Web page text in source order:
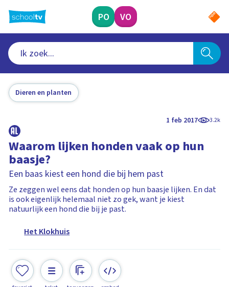
naar
hoofdinhoud
PO VO
Dieren en planten
1 feb 2017 3.2k
Waarom lijken honden vaak op hun
baasje?
Een baas kiest een hond die bij hem past
Ze zeggen wel eens dat honden op hun baasje lijken. En dat
is ook eigenlijk helemaal niet zo gek, want je kiest
natuurlijk een hond die bij je past.
Het Klokhuis